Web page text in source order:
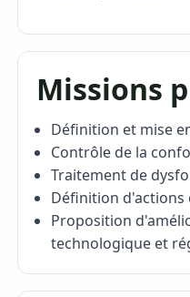
Missions
Définition et mise
Contrôle de la
Traitement de
Définition d'actions
Proposition
technologique et